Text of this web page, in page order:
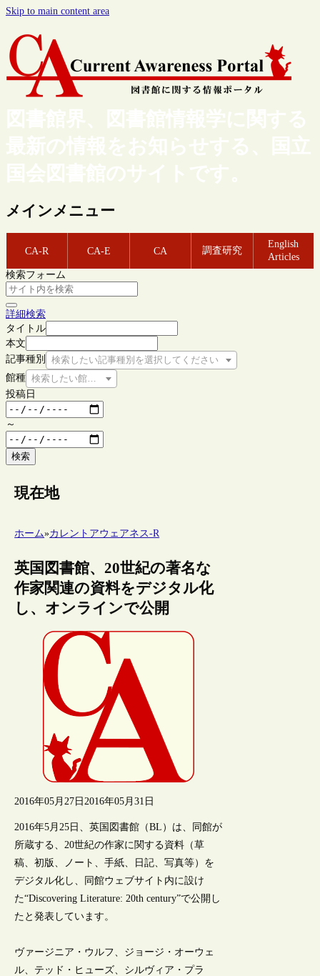
Skip to main content area
図書館界、図書館情報学に関する
最新の情報をお知らせする、国立
国会図書館のサイトです。
メインメニュー
CA-R CA-E CA 調査研究
English
Articles
検索フォーム
詳細検索
タイトル
本文
記事種別
検索したい記事種別を選択してください
館種 検索したい館種を選択してください
投稿日
～
検索
現在地
ホーム»カレントアウェアネス-R
英国図書館、20世紀の著名な
作家関連の資料をデジタル化
し、オンラインで公開
2016年05月27日 2016年05月31日
2016年5月25日、英国図書館（BL）は、同館が
所蔵する、20世紀の作家に関する資料（草
稿、初版、ノート、手紙、日記、写真等）を
デジタル化し、同館ウェブサイト内に設け
た“Discovering Literature: 20th century”で公開し
たと発表しています。
ヴァージニア・ウルフ、ジョージ・オーウェ
ル、テッド・ヒューズ、シルヴィア・プラ